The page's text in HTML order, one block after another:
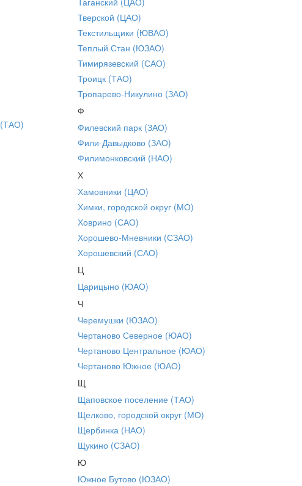
(ТАО)
Тверской (ЦАО)
Текстильщики (ЮВАО)
Теплый Стан (ЮЗАО)
Тимирязевский (САО)
Троицк (ТАО)
Тропарево-Никулино (ЗАО)
Ф
Филевский парк (ЗАО)
Фили-Давыдково (ЗАО)
Филимонковский (НАО)
Х
Хамовники (ЦАО)
Химки, городской округ (МО)
Ховрино (САО)
Хорошево-Мневники (СЗАО)
Хорошевский (САО)
Ц
Царицыно (ЮАО)
Ч
Черемушки (ЮЗАО)
Чертаново Северное (ЮАО)
Чертаново Центральное (ЮАО)
Чертаново Южное (ЮАО)
Щ
Щаповское поселение (ТАО)
Щелково, городской округ (МО)
Щербинка (НАО)
Щукино (СЗАО)
Ю
Южное Бутово (ЮЗАО)